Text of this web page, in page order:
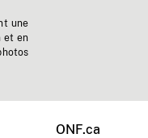
une
et en
ONF.ca